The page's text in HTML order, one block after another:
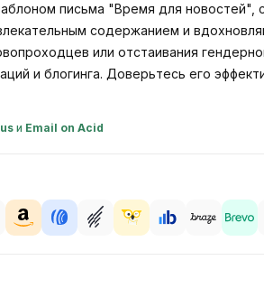
письма "Время для новостей",
содержанием и
или отстаивания
и блогинга. Доверьтесь его
и Email on Acid